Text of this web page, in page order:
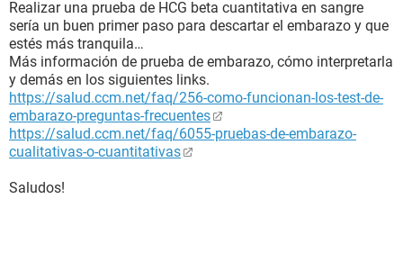
Realizar una prueba de HCG beta cuantitativa en sangre
sería un buen primer paso para descartar el embarazo y que
estés más tranquila…
Más información de prueba de embarazo, cómo interpretarla
y demás en los siguientes links.
https://salud.ccm.net/faq/256-como-funcionan-los-test-de-
embarazo-preguntas-frecuentes
https://salud.ccm.net/faq/6055-pruebas-de-embarazo-
cualitativas-o-cuantitativas
Saludos!